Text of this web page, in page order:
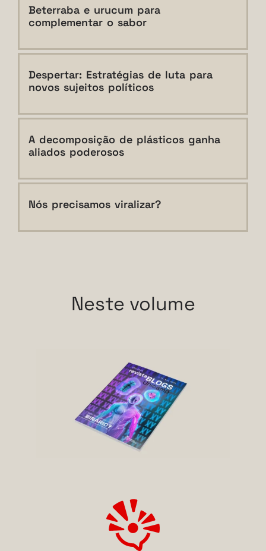
Beterraba e urucum para
complementar o sabor
Despertar: Estratégias de luta para
novos sujeitos políticos
A decomposição de plásticos ganha
aliados poderosos
Nós precisamos viralizar?
Neste volume